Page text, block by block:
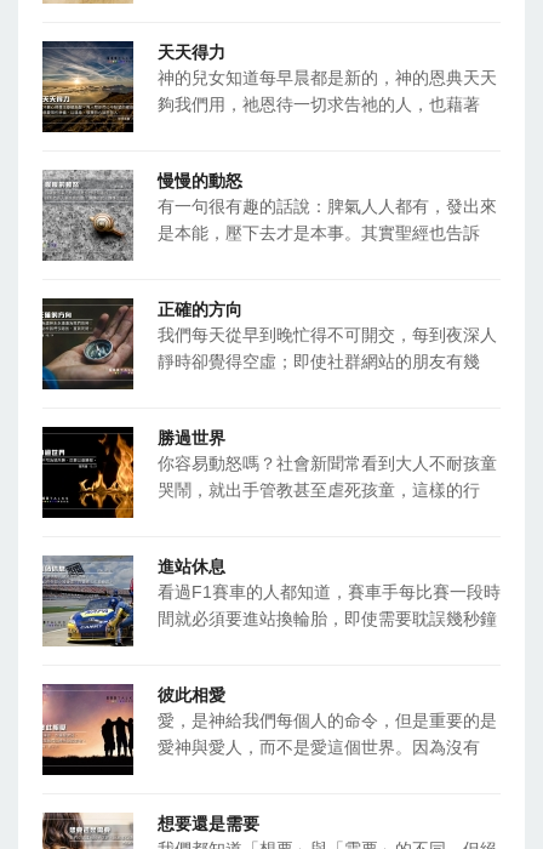
天天得力
神的兒女知道每早晨都是新的，神的恩典天天
夠我們用，祂恩待一切求告祂的人，也藉著
慢慢的動怒
有一句很有趣的話說：脾氣人人都有，發出來
是本能，壓下去才是本事。其實聖經也告訴
正確的方向
我們每天從早到晚忙得不可開交，每到夜深人
靜時卻覺得空虛；即使社群網站的朋友有幾
勝過世界
你容易動怒嗎？社會新聞常看到大人不耐孩童
哭鬧，就出手管教甚至虐死孩童，這樣的行
進站休息
看過F1賽車的人都知道，賽車手每比賽一段時
間就必須要進站換輪胎，即使需要耽誤幾秒鐘
彼此相愛
愛，是神給我們每個人的命令，但是重要的是
愛神與愛人，而不是愛這個世界。因為沒有
想要還是需要